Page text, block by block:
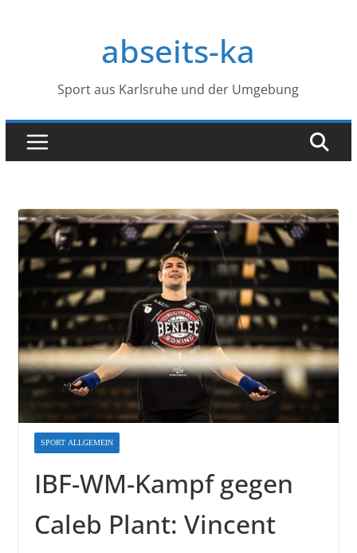
abseits-ka
Sport aus Karlsruhe und der Umgebung
SPORT ALLGEMEIN
IBF-WM-Kampf gegen
Caleb Plant: Vincent